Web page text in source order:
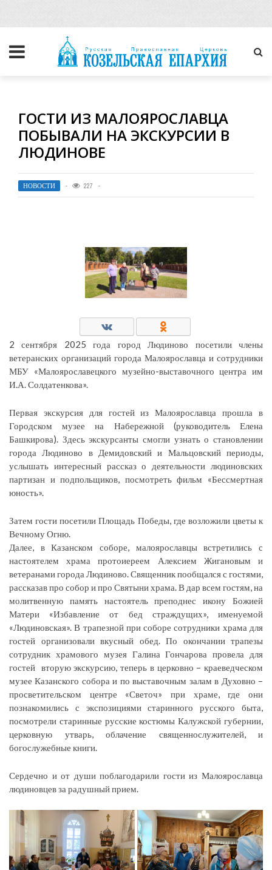
ГОСТИ ИЗ МАЛОЯРОСЛАВЦА
ПОБЫВАЛИ НА ЭКСКУРСИИ В
ЛЮДИНОВЕ
НОВОСТИ 227
2 сентября 2025 года город Людиново посетили члены
ветеранских организаций города Малоярославца и сотрудники
МБУ «Малоярославецкого музейно-выставочного центра им
И.А. Солдатенкова».
Первая экскурсия для гостей из Малоярославца прошла в
Городском музее на Набережной (руководитель Елена
Башкирова). Здесь экскурсанты смогли узнать о становлении
города Людиново в Демидовский и Мальцовский периоды,
услышать интересный рассказ о деятельности людиновских
партизан и подпольщиков, посмотреть фильм «Бессмертная
юность».
Затем гости посетили Площадь Победы, где возложили цветы к
Вечному Огню.
Далее, в Казанском соборе, малоярославцы встретились с
настоятелем храма протоиереем Алексием Жигановым и
ветеранами города Людиново. Священник пообщался с гостями,
рассказав про собор и про Святыни храма. В дар всем гостям, на
молитвенную память настоятель преподнес икону Божией
Матери «Избавление от бед страждущих», именуемой
«Людиновская». В трапезной при соборе сотрудники храма для
гостей организовали вкусный обед. По окончании трапезы
сотрудник храмового музея Галина Гончарова провела для
гостей вторую экскурсию, теперь в церковно – краеведческом
музее Казанского собора и по выставочным залам в Духовно –
просветительском центре «Светоч» при храме, где они
познакомились с экспозициями старинного русского быта,
посмотрели старинные русские костюмы Калужской губернии,
церковную утварь, облачение священнослужителей, и
богослужебные книги.
Сердечно и от души поблагодарили гости из Малоярославца
людиновцев за радушный прием.